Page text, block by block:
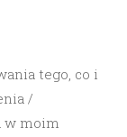
tego, co i
/
w moim